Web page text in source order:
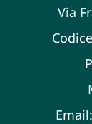
Via
Email: